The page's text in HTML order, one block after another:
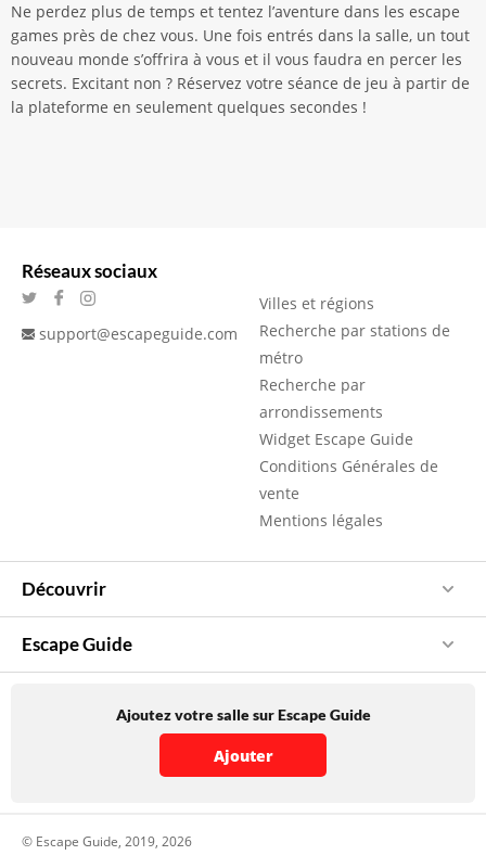
Ne perdez plus de temps et tentez l’aventure dans les escape
games près de chez vous. Une fois entrés dans la salle, un tout
nouveau monde s’offrira à vous et il vous faudra en percer les
secrets. Excitant non ? Réservez votre séance de jeu à partir de
la plateforme en seulement quelques secondes !
Réseaux sociaux
support@escapeguide.com
Villes et régions
Recherche par stations de
métro
Recherche par
arrondissements
Widget Escape Guide
Conditions Générales de
vente
Mentions légales
Découvrir
Escape Guide
Ajoutez votre salle sur Escape Guide
Ajouter
© Escape Guide, 2019, 2026